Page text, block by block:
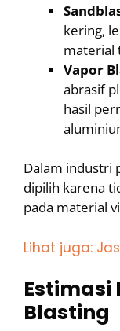
kering,
material
Vapor
abrasif
hasil
Dalam industri
dipilih karena
pada material
Lihat juga:
Estimasi
Blasting